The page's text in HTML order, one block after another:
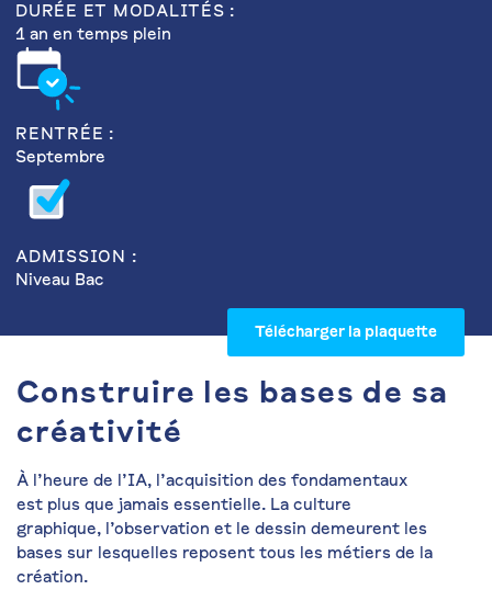
Construire les bases de sa
créativité
À l’heure de l’IA, l’acquisition des fondamentaux
est plus que jamais essentielle. La culture
graphique, l’observation et le dessin demeurent les
bases sur lesquelles reposent tous les métiers de la
création.
DURÉE ET MODALITÉS :
1 an en temps plein
RENTRÉE :
Septembre
ADMISSION :
Niveau Bac
Télécharger la plaquette